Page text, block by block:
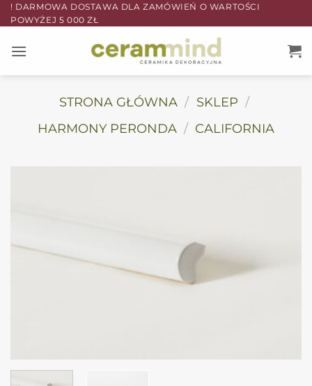
Przewiń
do
! DARMOWA DOSTAWA DLA ZAMÓWIEŃ O WARTOŚCI
POWYŻEJ 5 000 ZŁ
STRONA GŁÓWNA / SKLEP /
HARMONY PERONDA / CALIFORNIA